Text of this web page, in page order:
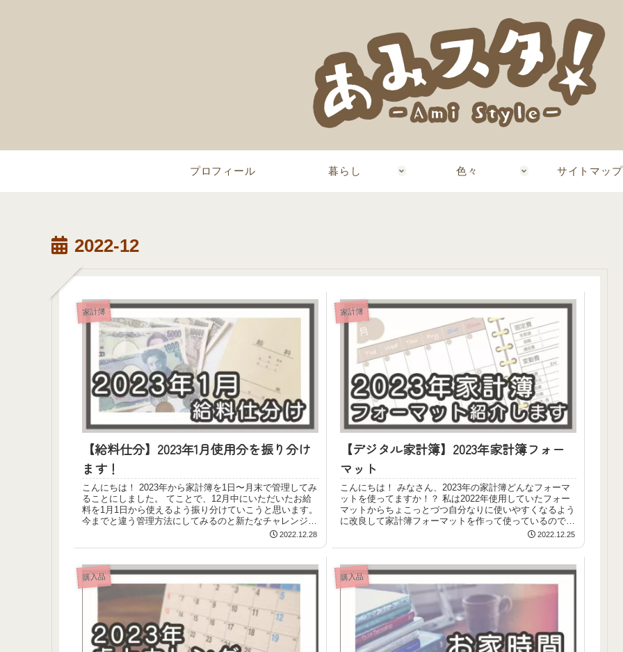
プロフィール 暮らし 色々 サイトマップ
2022-12
家計簿
【給料仕分】2023年1月使用分を振り分け
ます！
こんにちは！ 2023年から家計簿を1日〜月末で管理してみ
ることにしました。 てことで、12月中にいただいたお給
料を1月1日から使えるよう振り分けていこうと思います。
今までと違う管理方法にしてみるのと新たなチャレンジ
2022.12.28
家計簿
【デジタル家計簿】2023年家計簿フォー
マット
こんにちは！ みなさん、2023年の家計簿どんなフォーマ
ットを使ってますか！？ 私は2022年使用していたフォー
マットからちょこっとづつ自分なりに使いやすくなるよう
に改良して家計簿フォーマットを作って使っているのでご
2022.12.25
購入品 購入品